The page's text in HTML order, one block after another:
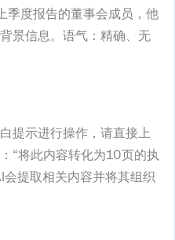
季度报告的董事会成员，他
景信息。语气：精确、无
提示进行操作，请直接上
“将此内容转化为10页的执
提取相关内容并将其组织